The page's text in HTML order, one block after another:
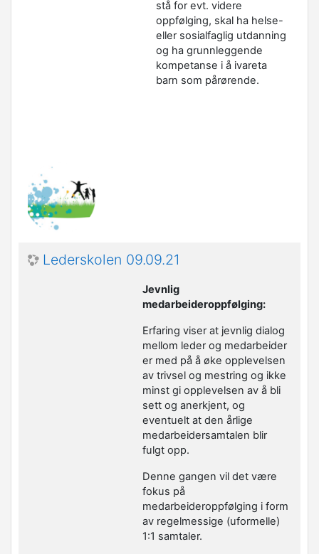
stå for evt. videre
oppfølging, skal ha helse-
eller sosialfaglig utdanning
og ha grunnleggende
kompetanse i å ivareta
barn som pårørende.
Lederskolen 09.09.21
Jevnlig
medarbeideroppfølging:
Erfaring viser at jevnlig dialog
mellom leder og medarbeider
er med på å øke opplevelsen
av trivsel og mestring og ikke
minst gi opplevelsen av å bli
sett og anerkjent, og
eventuelt at den årlige
medarbeidersamtalen blir
fulgt opp.
Denne gangen vil det være
fokus på
medarbeideroppfølging i form
av regelmessige (uformelle)
1:1 samtaler.